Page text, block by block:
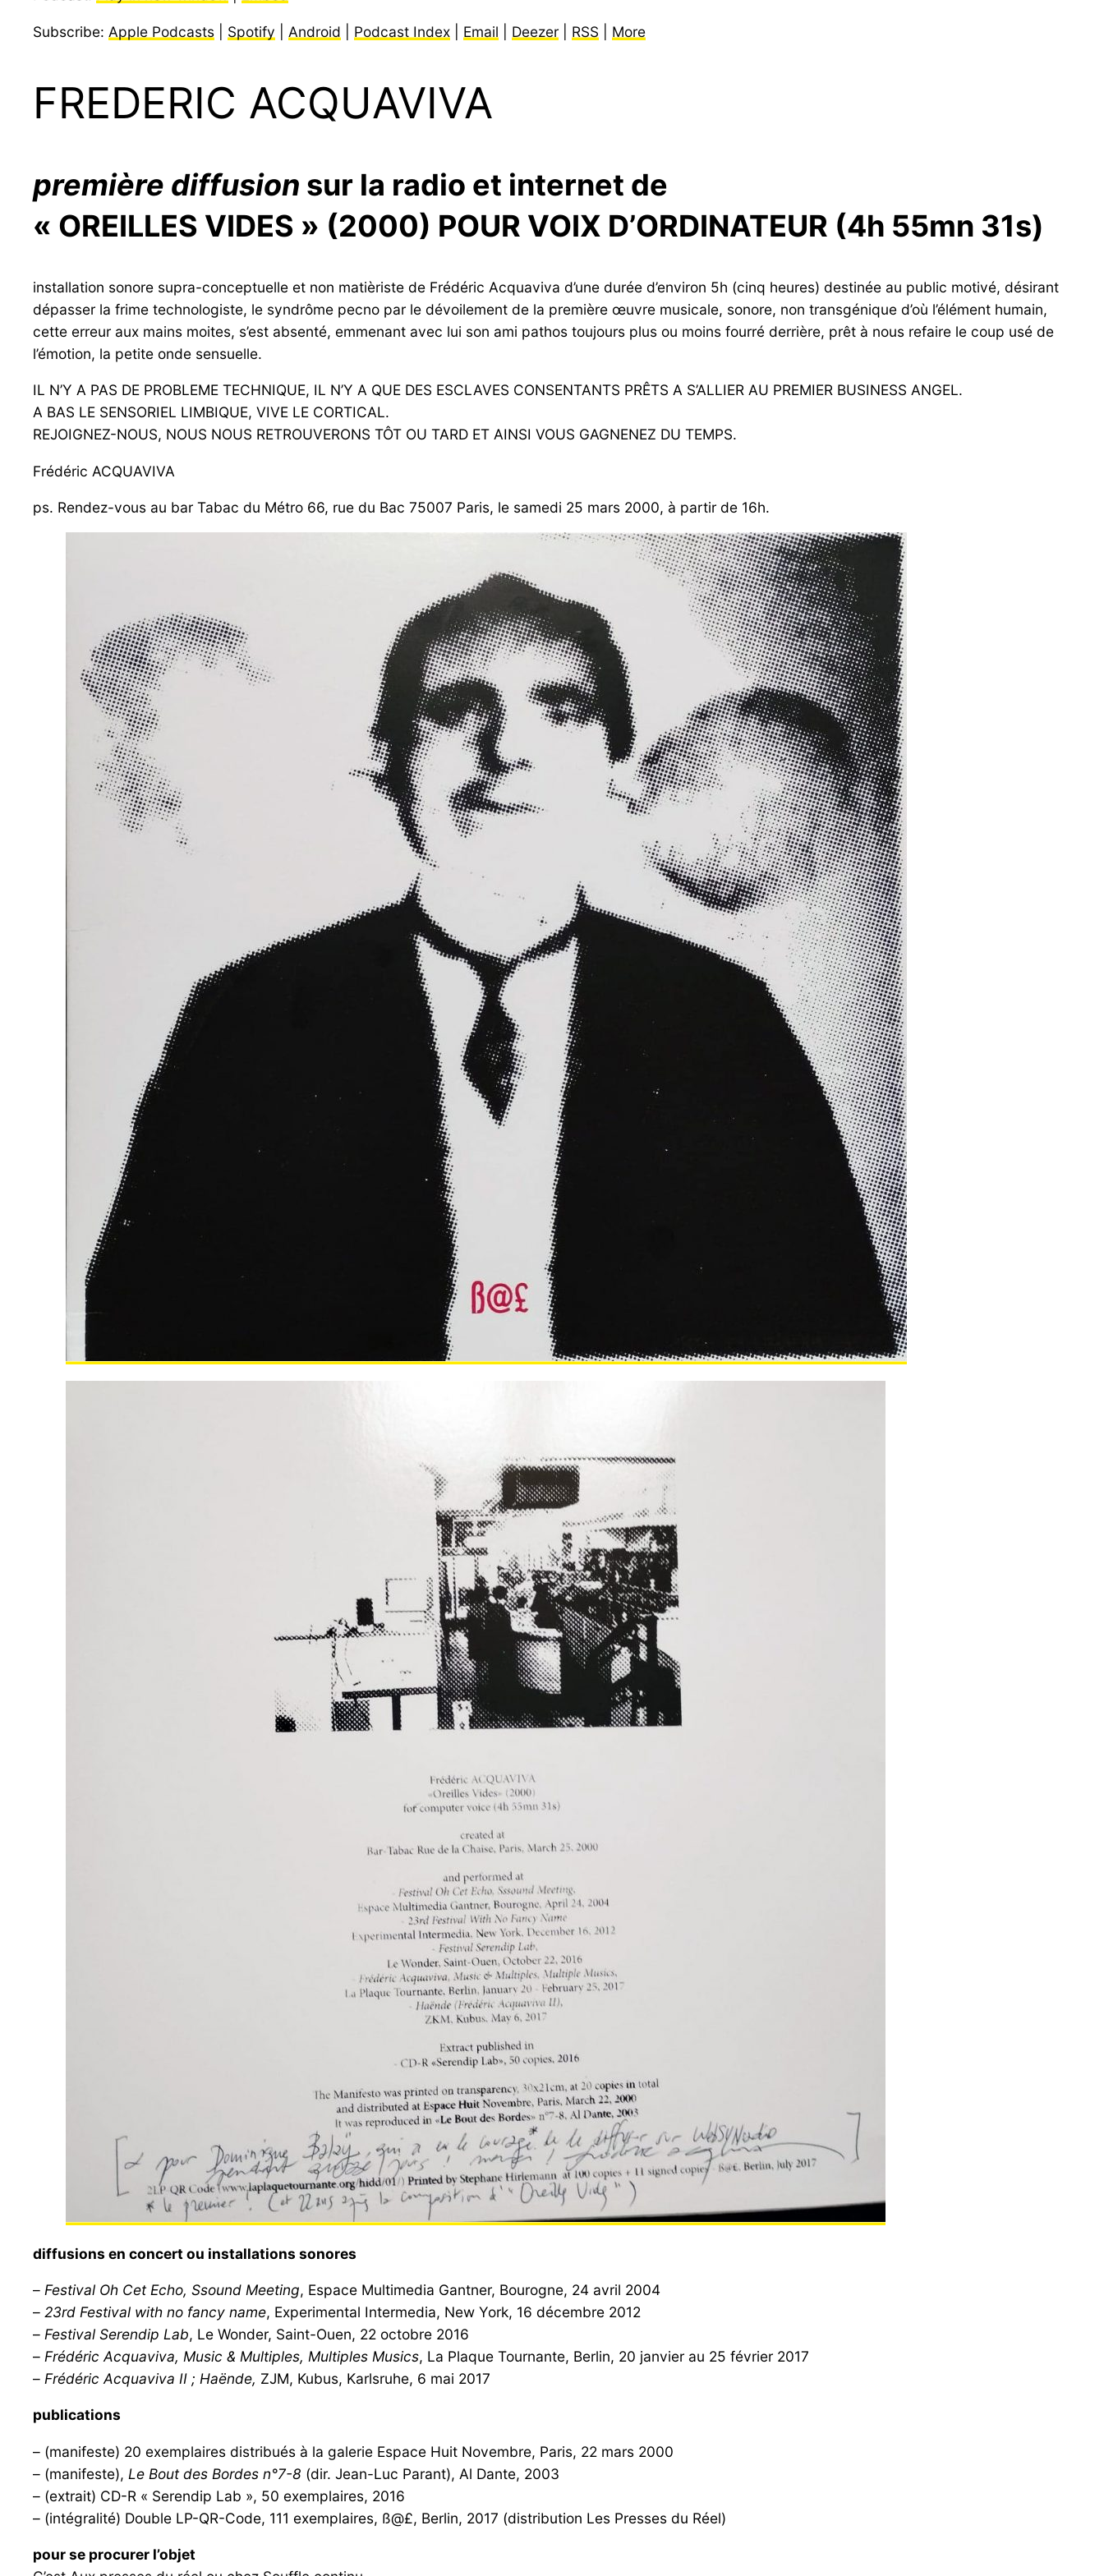
Subscribe: Apple Podcasts Spotify Android Podcast Index Email Deezer RSS More
FREDERIC ACQUAVIVA
première diffusion sur la radio et internet de
« OREILLES VIDES » (2000) POUR VOIX D’ORDINATEUR (4h 55mn 31s)
installation sonore supra-conceptuelle et non matièriste de Frédéric Acquaviva d’une durée d’environ 5h (cinq heures) destinée au public motivé, désirant
dépasser la frime technologiste, le syndrôme pecno par le dévoilement de la première œuvre musicale, sonore, non transgénique d’où l’élément humain,
cette erreur aux mains moites, s’est absenté, emmenant avec lui son ami pathos toujours plus ou moins fourré derrière, prêt à nous refaire le coup usé de
l’émotion, la petite onde sensuelle.
IL N’Y A PAS DE PROBLEME TECHNIQUE, IL N’Y A QUE DES ESCLAVES CONSENTANTS PRÊTS A S’ALLIER AU PREMIER BUSINESS ANGEL.
A BAS LE SENSORIEL LIMBIQUE, VIVE LE CORTICAL.
REJOIGNEZ-NOUS, NOUS NOUS RETROUVERONS TÔT OU TARD ET AINSI VOUS GAGNENEZ DU TEMPS.
Frédéric ACQUAVIVA
ps. Rendez-vous au bar Tabac du Métro 66, rue du Bac 75007 Paris, le samedi 25 mars 2000, à partir de 16h.
diffusions en concert ou installations sonores
– Festival Oh Cet Echo, Ssound Meeting, Espace Multimedia Gantner, Bourogne, 24 avril 2004
– 23rd Festival with no fancy name, Experimental Intermedia, New York, 16 décembre 2012
– Festival Serendip Lab, Le Wonder, Saint-Ouen, 22 octobre 2016
– Frédéric Acquaviva, Music & Multiples, Multiples Musics, La Plaque Tournante, Berlin, 20 janvier au 25 février 2017
– Frédéric Acquaviva II ; Haënde, ZJM, Kubus, Karlsruhe, 6 mai 2017
publications
– (manifeste) 20 exemplaires distribués à la galerie Espace Huit Novembre, Paris, 22 mars 2000
– (manifeste), Le Bout des Bordes n°7-8 (dir. Jean-Luc Parant), Al Dante, 2003
– (extrait) CD-R « Serendip Lab », 50 exemplaires, 2016
– (intégralité) Double LP-QR-Code, 111 exemplaires, ß@£, Berlin, 2017 (distribution Les Presses du Réel)
pour se procurer l’objet